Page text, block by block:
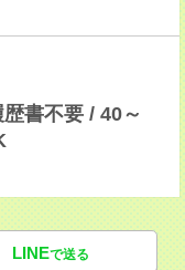
書不要 / 40～
LINEで送る